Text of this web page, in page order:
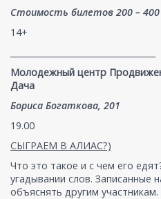
Стоимость билетов 200 – 400
14+
Молодежный центр
Дача
Бориса Богаткова, 201
19.00
СЫГРАЕМ В АЛИАС?)
Что это такое и с чем его
угадывании слов. Записанные
объяснять другим